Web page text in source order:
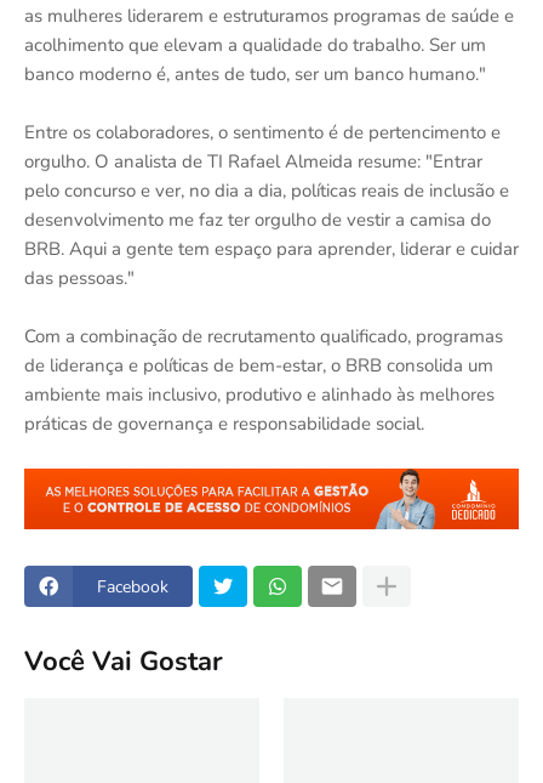
as mulheres liderarem e estruturamos programas de saúde e
acolhimento que elevam a qualidade do trabalho. Ser um
banco moderno é, antes de tudo, ser um banco humano."
Entre os colaboradores, o sentimento é de pertencimento e
orgulho. O analista de TI Rafael Almeida resume: "Entrar
pelo concurso e ver, no dia a dia, políticas reais de inclusão e
desenvolvimento me faz ter orgulho de vestir a camisa do
BRB. Aqui a gente tem espaço para aprender, liderar e cuidar
das pessoas."
Com a combinação de recrutamento qualificado, programas
de liderança e políticas de bem-estar, o BRB consolida um
ambiente mais inclusivo, produtivo e alinhado às melhores
práticas de governança e responsabilidade social.
Facebook
Você Vai Gostar